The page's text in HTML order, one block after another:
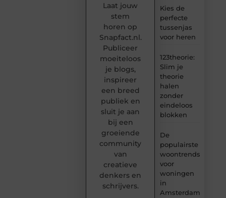
Kies de
perfecte
tussenjas
voor heren
123theorie:
Slim je
theorie
halen
zonder
eindeloos
blokken
De
populairste
woontrends
voor
woningen
in
Amsterdam
Laat jouw
stem
horen op
Snapfact.nl.
Publiceer
moeiteloos
je blogs,
inspireer
een breed
publiek en
sluit je aan
bij een
groeiende
community
van
creatieve
denkers en
schrijvers.